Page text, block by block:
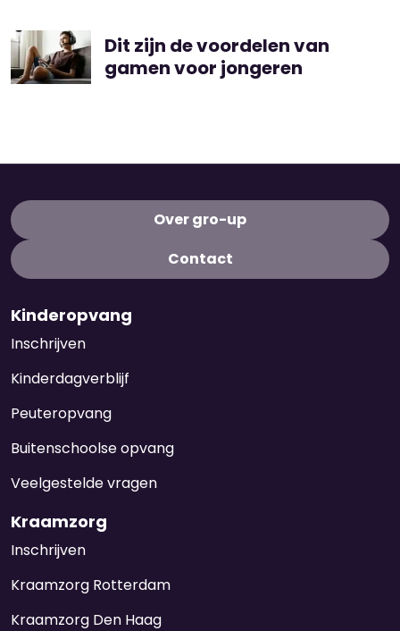
Dit zijn de voordelen van
gamen voor jongeren
Over gro-up
Contact
Kinderopvang
Inschrijven
Kinderdagverblijf
Peuteropvang
Buitenschoolse opvang
Veelgestelde vragen
Kraamzorg
Inschrijven
Kraamzorg Rotterdam
Kraamzorg Den Haag